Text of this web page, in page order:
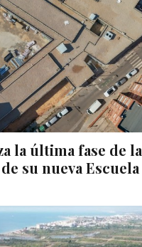
la última fase de la
su nueva